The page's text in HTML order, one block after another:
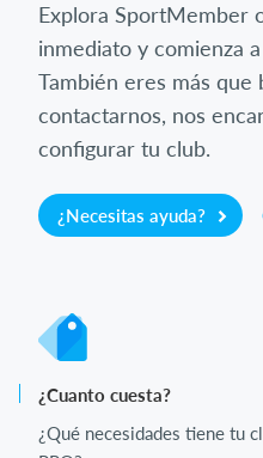
Explora SportMember
inmediato y comienza
También eres más que
contactarnos, nos
configurar tu club.
¿Necesitas ayuda?
¿Cuanto cuesta?
¿Qué necesidades tiene tu